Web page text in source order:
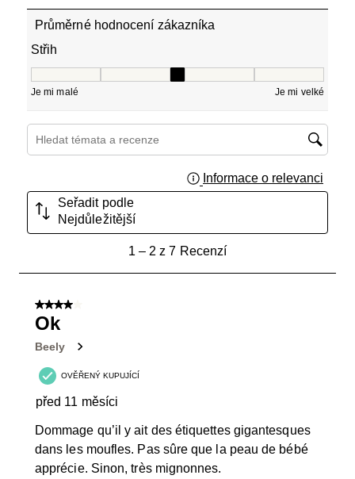
Průměrné hodnocení zákazníka
Střih
Je mi malé Je mi velké
Hledání témat a recenzí – oblast vyhledávání
Informace o relevanci
Seřadit podle
Nejdůležitější
Recenzí.
1– 2 z 7 Recenzí
4 z 5 hvězdiček.
Ok
Beely
OVĚŘENÝ KUPUJÍCÍ
před 11 měsíci
Dommage qu’il y ait des étiquettes gigantesques
dans les moufles. Pas sûre que la peau de bébé
apprécie. Sinon, très mignonnes.